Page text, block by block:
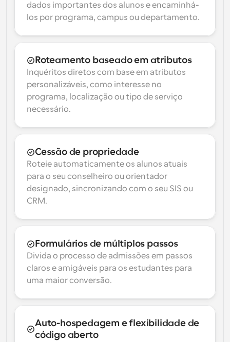
dados importantes dos alunos e encaminhá-
los por programa, campus ou departamento.
Roteamento baseado em atributos
Inquéritos diretos com base em atributos
personalizáveis, como interesse no
programa, localização ou tipo de serviço
necessário.
Cessão de propriedade
Roteie automaticamente os alunos atuais
para o seu conselheiro ou orientador
designado, sincronizando com o seu SIS ou
CRM.
Formulários de múltiplos passos
Divida o processo de admissões em passos
claros e amigáveis para os estudantes para
uma maior conversão.
Auto-hospedagem e flexibilidade de
código aberto